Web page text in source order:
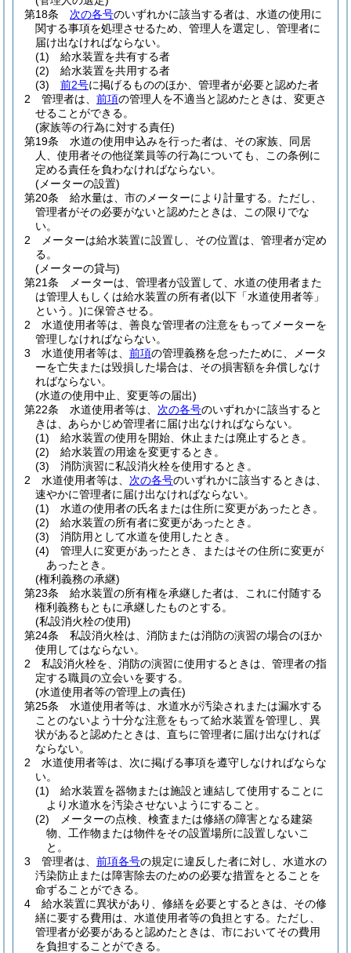
第18条
次の各号のいずれかに該当する者は、水道の使用に
関する事項を処理させるため、管理人を選定し、管理者に
届け出なければならない。
(1)
給水装置を共有する者
(2)
給水装置を共用する者
(3)
前2号に掲げるもののほか、管理者が必要と認めた者
2
管理者は、 前項の管理人を不適当と認めたときは、変更さ
せることができる。
(家族等の行為に対する責任)
第19条
水道の使用申込みを行った者は、その家族、同居
人、使用者その他従業員等の行為についても、この条例に
定める責任を負わなければならない。
(メーターの設置)
第20条
給水量は、市のメーターにより計量する。 ただし、
管理者がその必要がないと認めたときは、この限りでな
い。
2
メーターは給水装置に設置し、その位置は、管理者が定め
る。
(メーターの貸与)
第21条
メーターは、管理者が設置して、水道の使用者また
は管理人もしくは給水装置の所有者(以下「水道使用者等」
という。)に保管させる。
2
水道使用者等は、善良な管理者の注意をもってメーターを
管理しなければならない。
3
水道使用者等は、 前項の管理義務を怠ったために、メータ
ーを亡失または毀損した場合は、その損害額を弁償しなけ
ればならない。
(水道の使用中止、変更等の届出)
第22条
水道使用者等は、 次の各号のいずれかに該当すると
きは、あらかじめ管理者に届け出なければならない。
(1)
給水装置の使用を開始、休止または廃止するとき。
(2)
給水装置の用途を変更するとき。
(3)
消防演習に私設消火栓を使用するとき。
2
水道使用者等は、 次の各号のいずれかに該当するときは、
速やかに管理者に届け出なければならない。
(1)
水道の使用者の氏名または住所に変更があったとき。
(2)
給水装置の所有者に変更があったとき。
(3)
消防用として水道を使用したとき。
(4)
管理人に変更があったとき、またはその住所に変更が
あったとき。
(権利義務の承継)
第23条
給水装置の所有権を承継した者は、これに付随する
権利義務もともに承継したものとする。
(私設消火栓の使用)
第24条
私設消火栓は、消防または消防の演習の場合のほか
使用してはならない。
2
私設消火栓を、消防の演習に使用するときは、管理者の指
定する職員の立会いを要する。
(水道使用者等の管理上の責任)
第25条
水道使用者等は、水道水が汚染されまたは漏水する
ことのないよう十分な注意をもって給水装置を管理し、異
状があると認めたときは、直ちに管理者に届け出なければ
ならない。
2
水道使用者等は、次に掲げる事項を遵守しなければならな
い。
(1)
給水装置を器物または施設と連結して使用することに
より水道水を汚染させないようにすること。
(2)
メーターの点検、検査または修繕の障害となる建築
物、工作物または物件をその設置場所に設置しないこ
と。
3
管理者は、 前項各号の規定に違反した者に対し、水道水の
汚染防止または障害除去のための必要な措置をとることを
命ずることができる。
4
給水装置に異状があり、修繕を必要とするときは、その修
繕に要する費用は、水道使用者等の負担とする。 ただし、
管理者が必要があると認めたときは、市においてその費用
を負担することができる。